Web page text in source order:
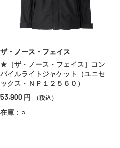
ザ・ノース・フェイス
★［ザ・ノース・フェイス］コン
パイルライトジャケット（ユニセ
ックス・ＮＰ１２５６０）
53,900 円 （税込）
在庫：○